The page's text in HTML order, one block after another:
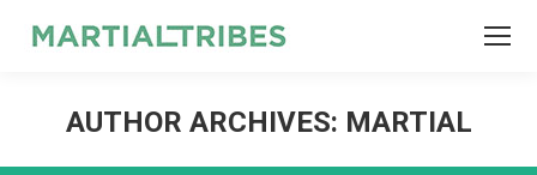
AUTHOR ARCHIVES: MARTIAL